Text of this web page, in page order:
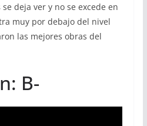
se deja ver y no se excede en
muy por debajo del nivel
las mejores obras del
B-